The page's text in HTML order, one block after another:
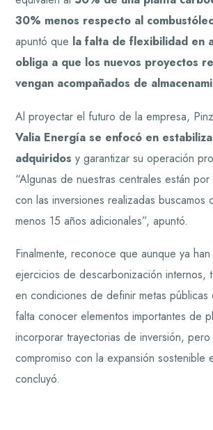
30% menos respecto al
apuntó que la falta de flexibilidad en
obliga a que los nuevos proyectos
vengan acompañados de
Al proyectar el futuro de la empresa,
Valia Energía se enfocó en
adquiridos y garantizar su operación
“Algunas de nuestras centrales están
con las inversiones realizadas buscamos
menos 15 años adicionales”, apuntó.
Finalmente, reconoce que aunque ya
ejercicios de descarbonización internos,
en condiciones de definir metas
falta conocer elementos importantes de
incorporar trayectorias de inversión, pero
compromiso con la expansión sostenible
concluyó.